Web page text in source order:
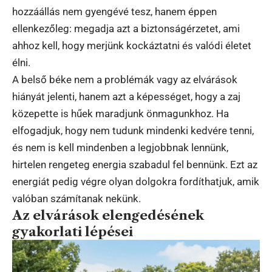
hozzáállás nem gyengévé tesz, hanem éppen
ellenkezőleg: megadja azt a biztonságérzetet, ami
ahhoz kell, hogy merjünk kockáztatni és valódi életet
élni.
A belső béke nem a problémák vagy az elvárások
hiányát jelenti, hanem azt a képességet, hogy a zaj
közepette is hűek maradjunk önmagunkhoz. Ha
elfogadjuk, hogy nem tudunk mindenki kedvére tenni,
és nem is kell mindenben a legjobbnak lennünk,
hirtelen rengeteg energia szabadul fel bennünk. Ezt az
energiát pedig végre olyan dolgokra fordíthatjuk, amik
valóban számítanak nekünk.
Az elvárások elengedésének
gyakorlati lépései